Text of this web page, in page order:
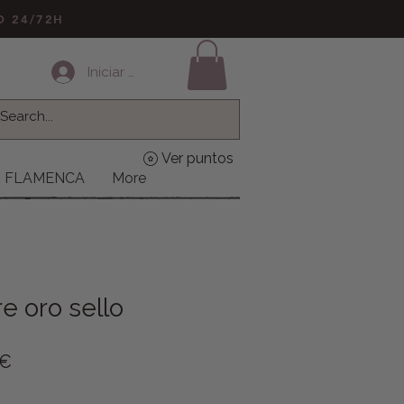
24/72H
Iniciar sesión
FLAMENCA More
Ver puntos
oro sello